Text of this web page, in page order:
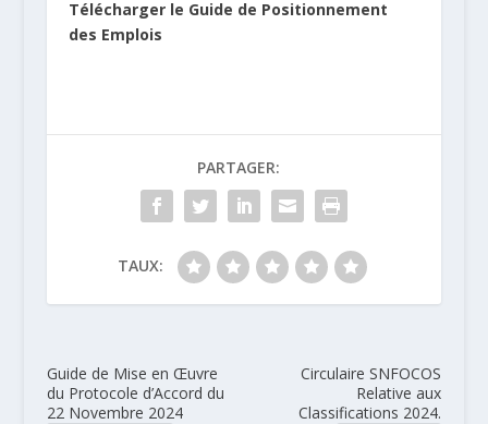
Télécharger le Guide de Positionnement
des Emplois
PARTAGER:
TAUX:
Guide de Mise en Œuvre
du Protocole d’Accord du
22 Novembre 2024
Circulaire SNFOCOS
Relative aux
Classifications 2024.